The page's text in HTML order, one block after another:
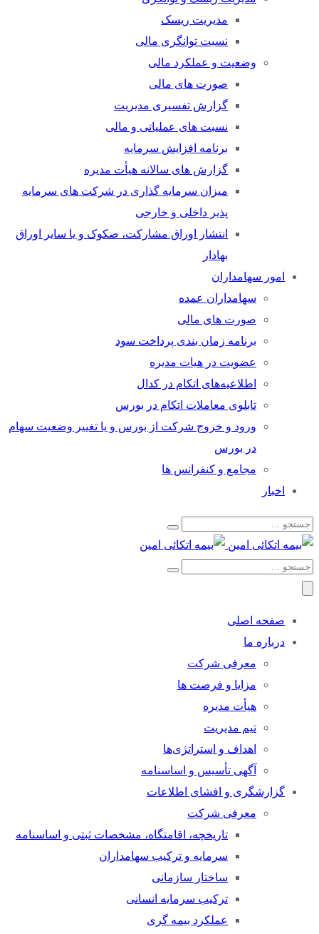
مدیریت ریسک
نسبت توانگری مالی
وضعیت و عملکرد مالی
صورت های مالی
گزارش تفسیری مدیریت
نسبت های عملیاتی و مالی
برنامه افزایش سرمایه
گزارش های سالانه هیأت مدیره
میزان سرمایه گذاری در شرکت های سرمایه
پذیر داخلی و خارجی
انتشار اوراق مشارکت، صکوک و یا سایر اوراق
بهادار
امور سهامداران
سهامداران عمده
صورت های مالی
برنامه زمان بندی پرداخت سود
عضویت در هیات مدیره
اطلاعیه‌های اتکام در کدال
تابلوی معاملات اتکام در بورس
ورود و خروج شرکت از بورس و یا تغییر وضعیت سهام
در بورس
مجامع و کنفرانس ها
اخبار
صفحه اصلی
درباره ما
معرفی شرکت
مزایا و فرصت ها
هیأت مدیره
تیم مدیریت
اهداف و استراتژی‌ها
آگهی تأسیس و اساسنامه
گزارشگری و افشای اطلاعات
معرفی شرکت
تاریخچه، اقامتگاه، مشخصات ثبتی و اساسنامه
سرمایه و ترکیب سهامداران
ساختار سازمانی
ترکیب سرمایه انسانی
عملکرد بیمه گری